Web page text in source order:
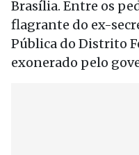
Brasília. Entre os
flagrante do ex-
Pública do Distrito
exonerado pelo